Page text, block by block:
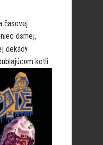
časovej
ôsmej,
dekády
kotli